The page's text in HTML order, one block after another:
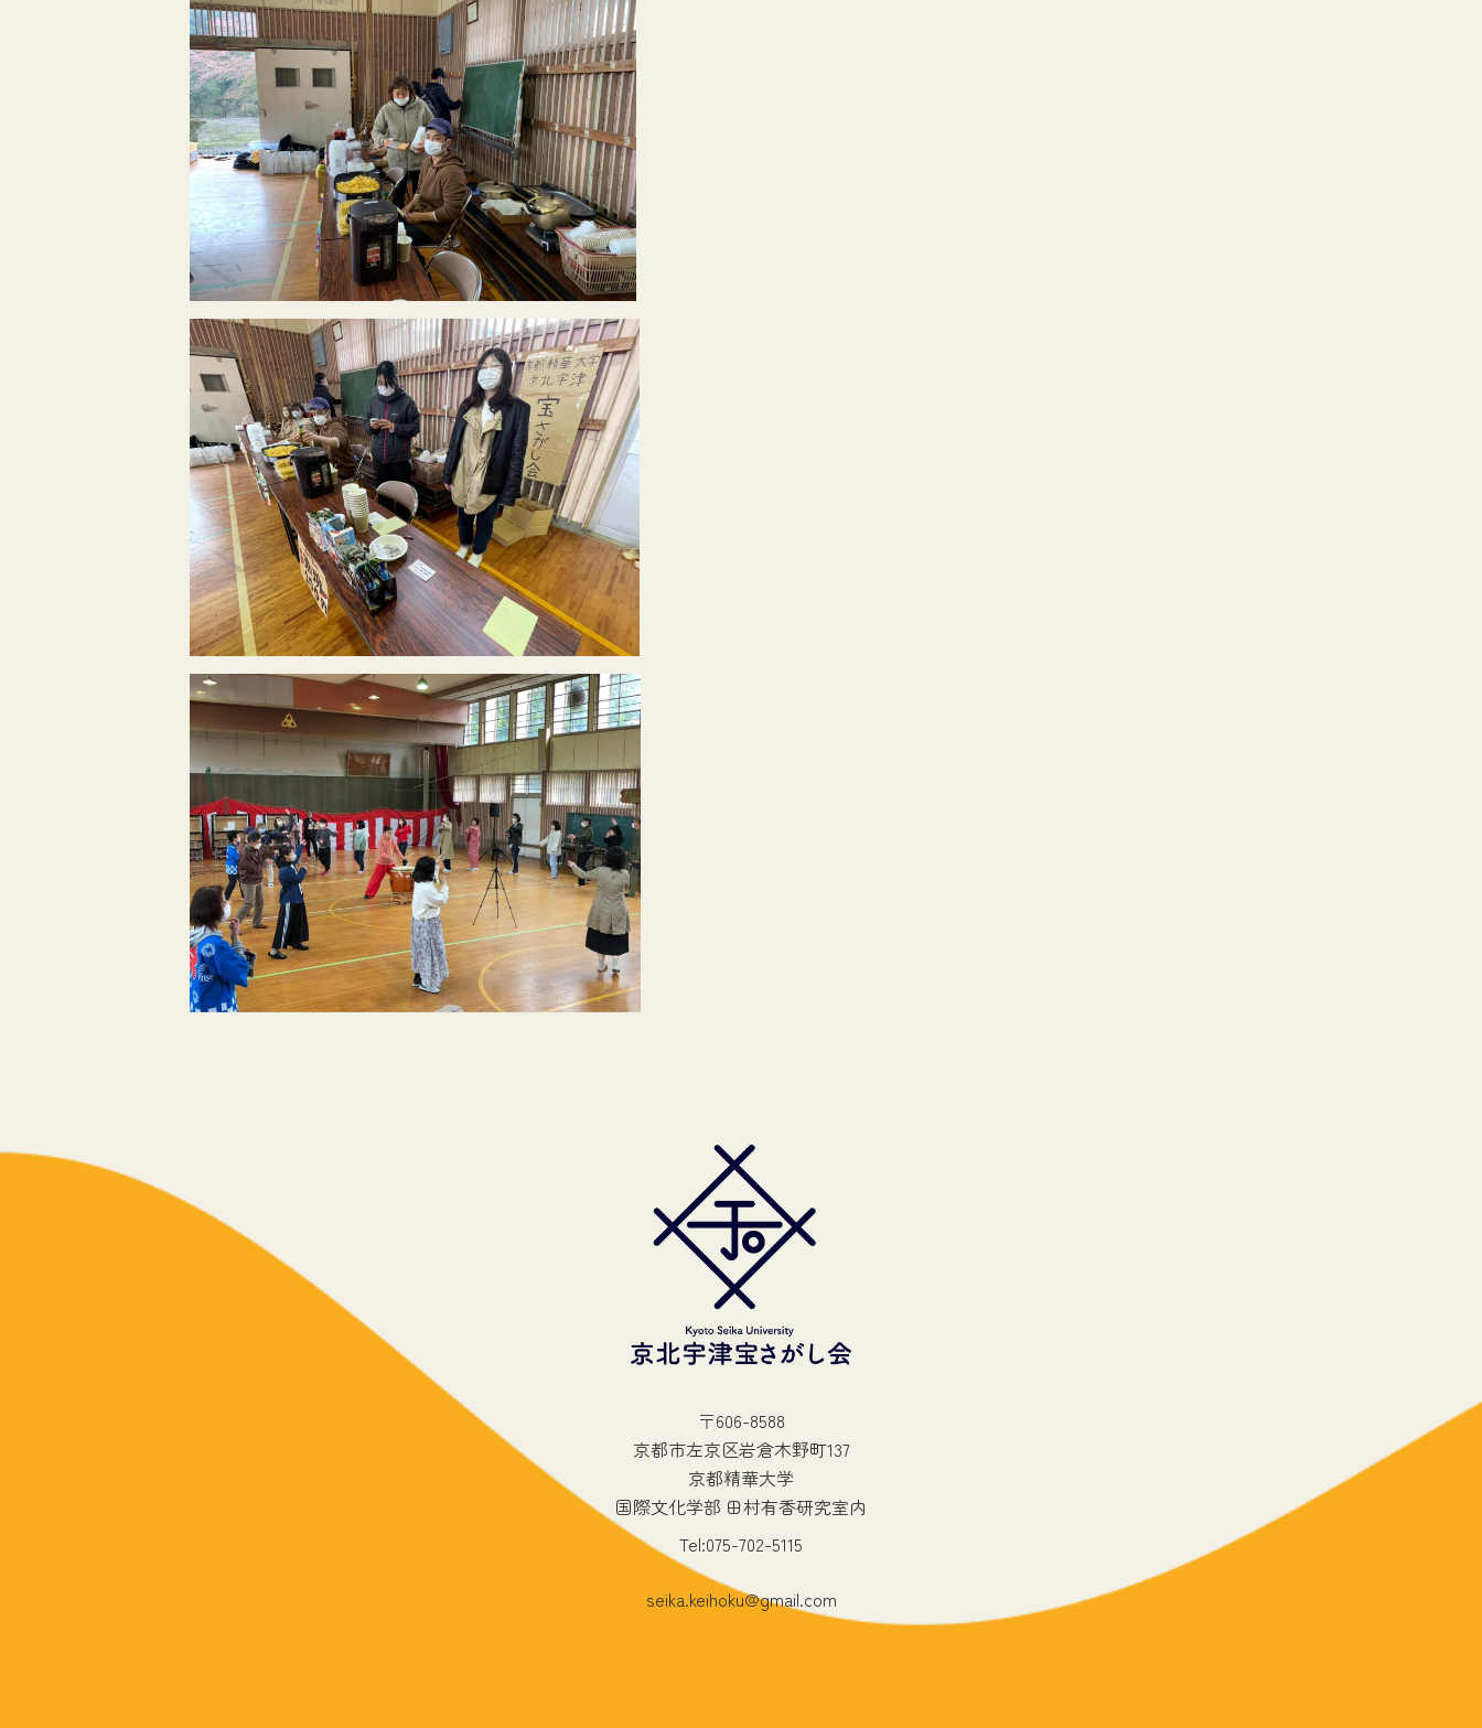
〒606-8588
京都市左京区岩倉木野町137
京都精華大学
国際文化学部 田村有香研究室内
Tel:075-702-5115
seika.keihoku@gmail.com